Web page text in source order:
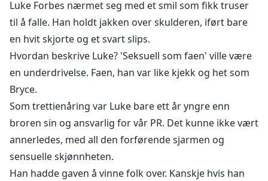
Luke Forbes nærmet seg med et smil som fikk truser
til å falle. Han holdt jakken over skulderen, iført bare
en hvit skjorte og et svart slips.
Hvordan beskrive Luke? 'Seksuell som faen' ville være
en underdrivelse. Faen, han var like kjekk og het som
Bryce.
Som trettienåring var Luke bare ett år yngre enn
broren sin og ansvarlig for vår PR. Det kunne ikke vært
annerledes, med all den forførende sjarmen og
sensuelle skjønnheten.
Han hadde gaven å vinne folk over. Kanskje hvis han